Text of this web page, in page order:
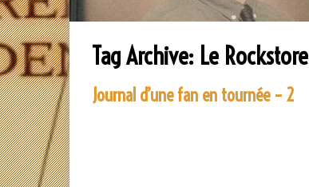
Tag Archive: Le Rockstore
Journal d’une fan en tournée – 2